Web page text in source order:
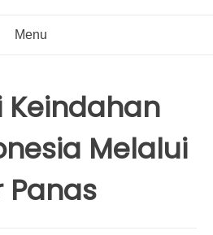
Menu
Keindahan
Melalui
Panas